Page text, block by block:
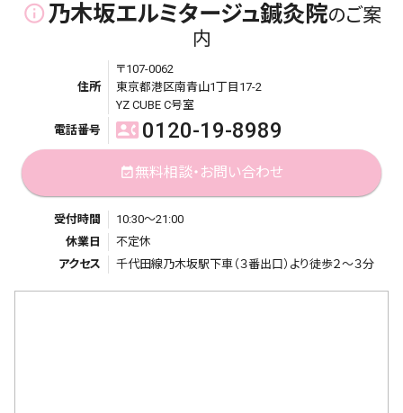
info_outline乃木坂エルミタージュ鍼灸院のご案
内
住所
〒107-0062
東京都港区南青山1丁目17-2
YZ CUBE C号室
電話番号
contact_phone 0120-19-8989
event_available無料相談・お問い合わせ
受付時間
10:30～21:00
休業日
不定休
アクセス
千代田線乃木坂駅下車（３番出口）より徒歩２～３分